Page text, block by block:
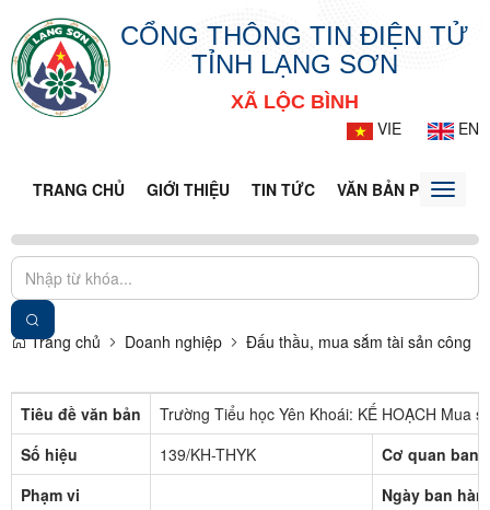
CỔNG THÔNG TIN ĐIỆN TỬ
TỈNH LẠNG SƠN
XÃ LỘC BÌNH
VIE
EN
TRANG CHỦ GIỚI THIỆU TIN TỨC VĂN BẢN PHÁPToggle
Trang chủ Doanh nghiệp Đấu thầu, mua sắm tài sản công
Tiêu đề văn bản
Trường Tiểu học Yên Khoái: KẾ HOẠCH Mua
Số hiệu
139/KH-THYK
Cơ quan ban
Phạm vi
Ngày ban